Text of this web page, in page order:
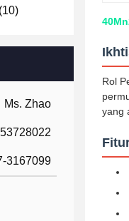
(10)
Ms. Zhao
3167099
Rol
yang